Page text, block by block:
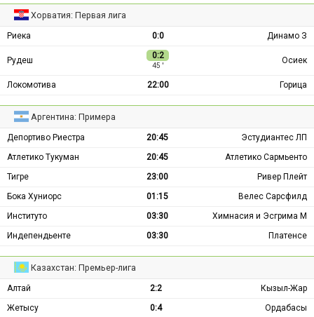
Хорватия: Первая лига
Риека 0:0 Динамо З
Рудеш 0:2
45 ′
Осиек
Локомотива 22:00 Горица
Аргентина: Примера
Депортиво Риестра 20:45
Эстудиантес ЛП
Атлетико Тукуман
20:45
Атлетико Сармьенто
Тигре
23:00
Ривер Плейт
Бока Хуниорс
01:15
Велес Сарсфилд
Институто
03:30
Химнасия и Эсгрима М
Индепендьенте
03:30 Платенсе
Казахстан: Премьер-лига
Алтай 2:2
Кызыл-Жар
Жетысу
0:4
Ордабасы